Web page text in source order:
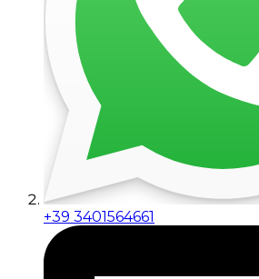
+39 3401564661